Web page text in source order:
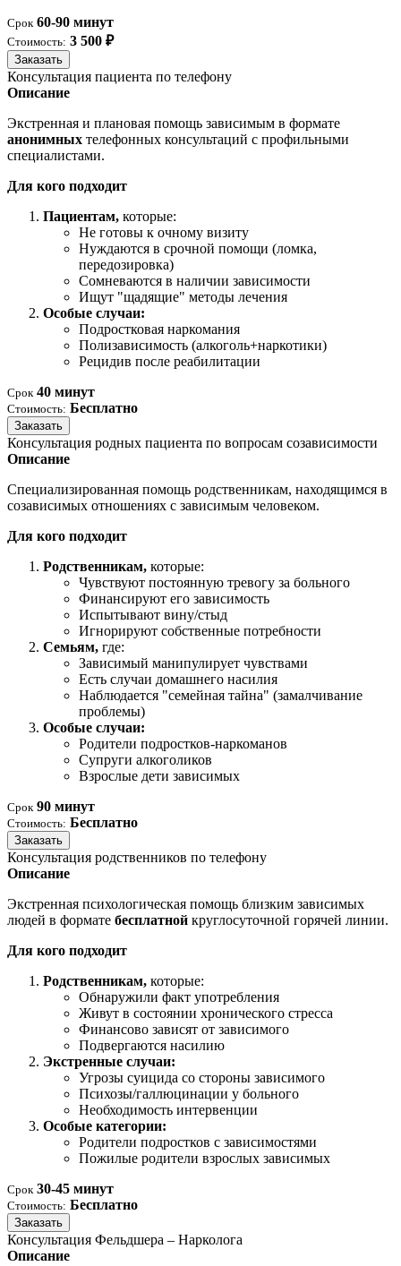
Срок 60-90 минут
Стоимость: 3 500 ₽
Заказать
Консультация пациента по телефону
Описание
Экстренная и плановая помощь зависимым в формате
анонимных телефонных консультаций с профильными
специалистами.
Для кого подходит
Пациентам, которые:
Не готовы к очному визиту
Нуждаются в срочной помощи (ломка,
передозировка)
Сомневаются в наличии зависимости
Ищут "щадящие" методы лечения
Особые случаи:
Подростковая наркомания
Полизависимость (алкоголь+наркотики)
Рецидив после реабилитации
Срок 40 минут
Стоимость: Бесплатно
Заказать
Консультация родных пациента по вопросам созависимости
Описание
Специализированная помощь родственникам, находящимся в
созависимых отношениях с зависимым человеком.
Для кого подходит
Родственникам, которые:
Чувствуют постоянную тревогу за больного
Финансируют его зависимость
Испытывают вину/стыд
Игнорируют собственные потребности
Семьям, где:
Зависимый манипулирует чувствами
Есть случаи домашнего насилия
Наблюдается "семейная тайна" (замалчивание
проблемы)
Особые случаи:
Родители подростков-наркоманов
Супруги алкоголиков
Взрослые дети зависимых
Срок 90 минут
Стоимость: Бесплатно
Заказать
Консультация родственников по телефону
Описание
Экстренная психологическая помощь близким зависимых
людей в формате бесплатной круглосуточной горячей линии.
Для кого подходит
Родственникам, которые:
Обнаружили факт употребления
Живут в состоянии хронического стресса
Финансово зависят от зависимого
Подвергаются насилию
Экстренные случаи:
Угрозы суицида со стороны зависимого
Психозы/галлюцинации у больного
Необходимость интервенции
Особые категории:
Родители подростков с зависимостями
Пожилые родители взрослых зависимых
Срок 30-45 минут
Стоимость: Бесплатно
Заказать
Консультация Фельдшера – Нарколога
Описание